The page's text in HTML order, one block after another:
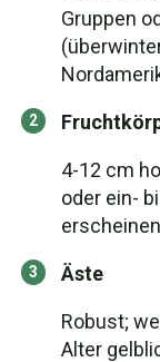
Gruppen
4-12 cm
oder ein-
Äste
Robust;
Alter